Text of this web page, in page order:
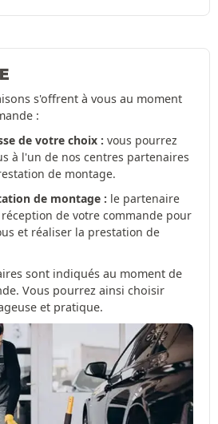
s'offrent à vous au moment
:
de votre choix : vous pourrez
à l'un de nos centres partenaires
de montage.
de montage : le partenaire
de votre commande pour
et réaliser la prestation de
sont indiqués au moment de
Vous pourrez ainsi choisir
et pratique.